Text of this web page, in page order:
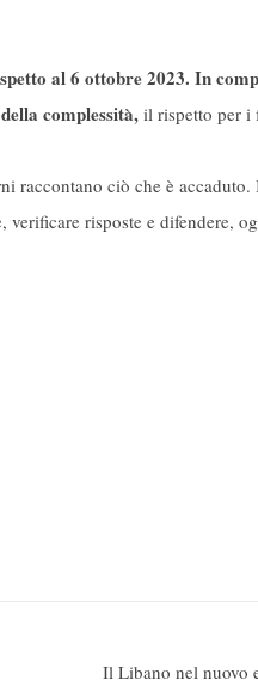
al 6 ottobre 2023. In
complessità, il rispetto per i
raccontano ciò che è
verificare risposte e difendere,
Il Libano nel nuovo